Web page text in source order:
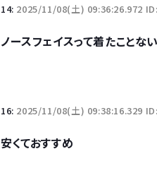
14: 2025/11/08(土) 09:36:26.972
ノースフェイスって着たことな
16: 2025/11/08(土) 09:38:16.329
安くておすすめ